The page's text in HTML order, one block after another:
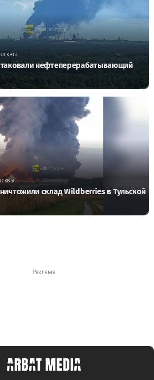
нефтеперерабатывающий
склад Wildberries в Тульской